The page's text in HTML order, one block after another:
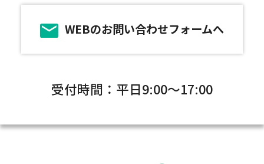
WEBのお問い合わせフォームへ
受付時間：平日9:00～17:00